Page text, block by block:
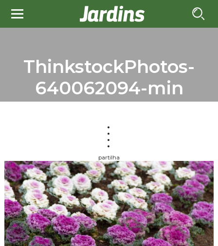
ThinkstockPhotos-
640062094-min
partilha